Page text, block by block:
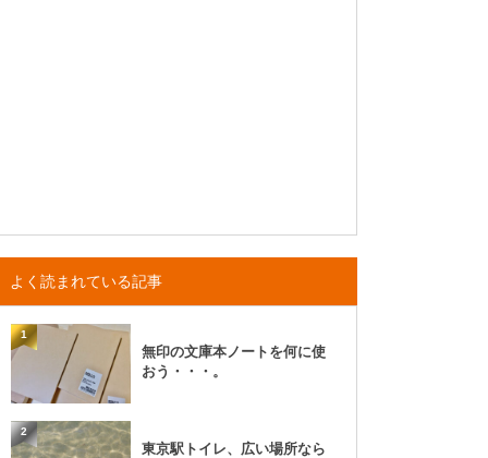
よく読まれている記事
1
無印の文庫本ノートを何に使
おう・・・。
2
東京駅トイレ、広い場所なら